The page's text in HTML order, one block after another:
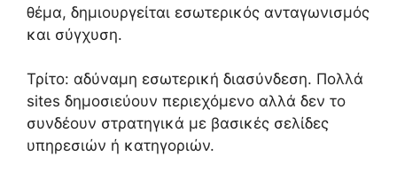
θέμα, δημιουργείται εσωτερικός ανταγωνισμός
και σύγχυση.
Τρίτο: αδύναμη εσωτερική διασύνδεση. Πολλά
sites δημοσιεύουν περιεχόμενο αλλά δεν το
συνδέουν στρατηγικά με βασικές σελίδες
υπηρεσιών ή κατηγοριών.